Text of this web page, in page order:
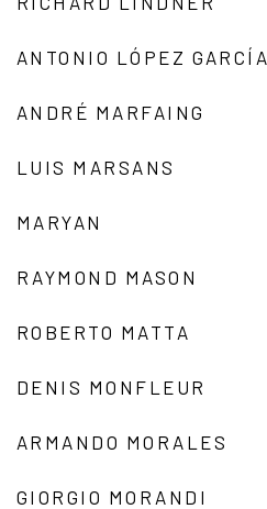
ANTONIO LÓPEZ GARCÍA
ANDRÉ MARFAING
LUIS MARSANS
MARYAN
RAYMOND MASON
ROBERTO MATTA
DENIS MONFLEUR
ARMANDO MORALES
GIORGIO MORANDI